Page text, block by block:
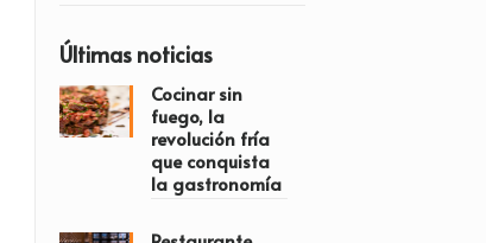
Últimas noticias
Cocinar sin
fuego, la
revolución fría
que conquista
la gastronomía